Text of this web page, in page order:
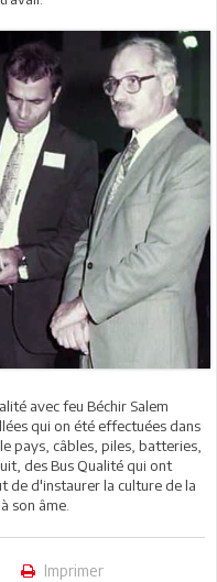
avec feu Béchir Salem
qui on été effectuées dans
pays, câbles, piles, batteries,
des Bus Qualité qui ont
de d'instaurer la culture de la
son âme.
Imprimer